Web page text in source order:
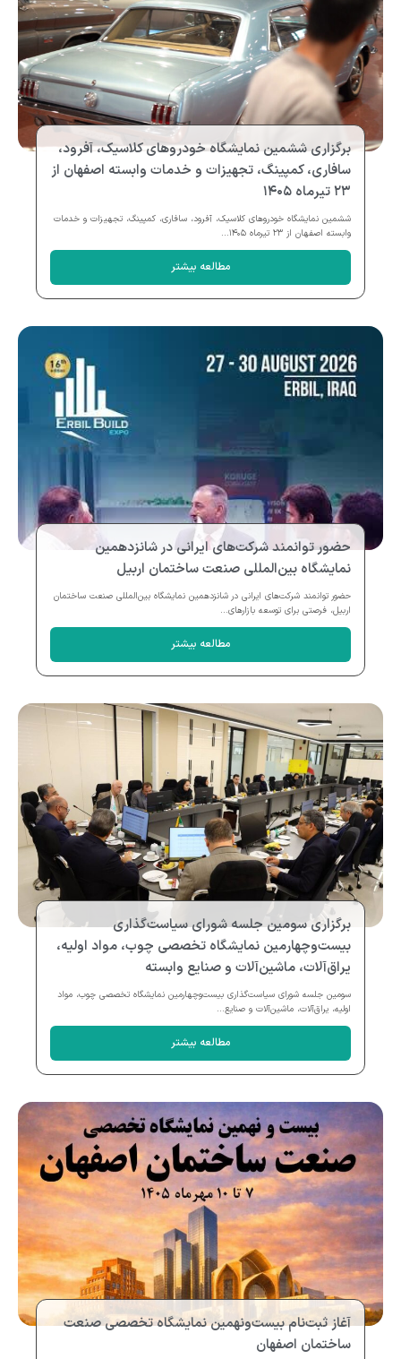
برگزاری ششمین نمایشگاه خودروهای کلاسیک، آفرود،
سافاری، کمپینگ، تجهیزات و خدمات وابسته اصفهان از
۲۳ تیرماه ۱۴۰۵
ششمین نمایشگاه خودروهای کلاسیک، آفرود، سافاری، کمپینگ، تجهیزات و خدمات
وابسته اصفهان از ۲۳ تیرماه ۱۴۰۵...
مطالعه بیشتر
حضور توانمند شرکت‌های ایرانی در شانزدهمین
نمایشگاه بین‌المللی صنعت ساختمان اربیل
حضور توانمند شرکت‌های ایرانی در شانزدهمین نمایشگاه بین‌المللی صنعت ساختمان
اربیل، فرصتی برای توسعه بازارهای...
مطالعه بیشتر
برگزاری سومین جلسه شورای سیاست‌گذاری
بیست‌وچهارمین نمایشگاه تخصصی چوب، مواد اولیه،
یراق‌آلات، ماشین‌آلات و صنایع وابسته
سومین جلسه شورای سیاست‌گذاری بیست‌وچهارمین نمایشگاه تخصصی چوب، مواد
اولیه، یراق‌آلات، ماشین‌آلات و صنایع...
مطالعه بیشتر
آغاز ثبت‌نام بیست‌ونهمین نمایشگاه تخصصی صنعت
ساختمان اصفهان